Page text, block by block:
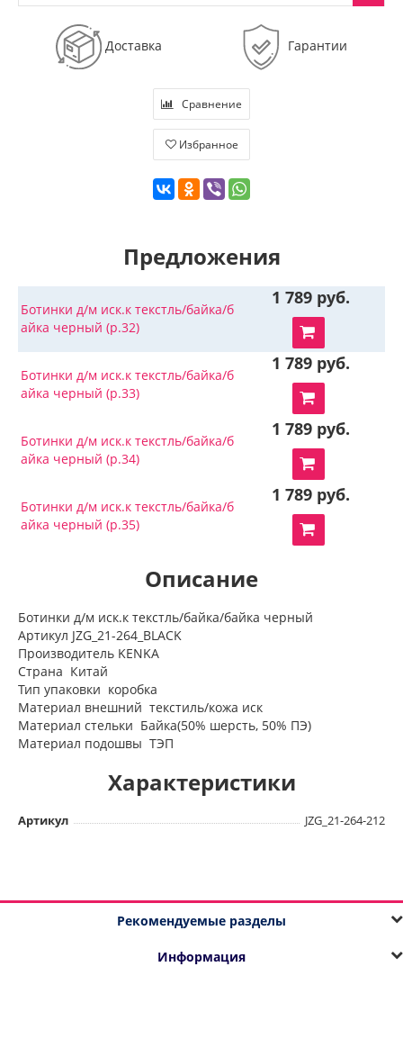
Доставка Гарантии
Сравнение
Избранное
Предложения
Ботинки д/м иск.к текстль/байка/б
айка черный (р.32)
1 789 руб.
Ботинки д/м иск.к текстль/байка/б
айка черный (р.33)
1 789 руб.
Ботинки д/м иск.к текстль/байка/б
айка черный (р.34)
1 789 руб.
Ботинки д/м иск.к текстль/байка/б
айка черный (р.35)
1 789 руб.
Описание
Ботинки д/м иск.к текстль/байка/байка черный
Артикул JZG_21-264_BLACK
Производитель KENKA
Страна Китай
Тип упаковки коробка
Материал внешний текстиль/кожа иск
Материал стельки Байка(50% шерсть, 50% ПЭ)
Материал подошвы ТЭП
Характеристики
Артикул JZG_21-264-212
Рекомендуемые разделы
Информация